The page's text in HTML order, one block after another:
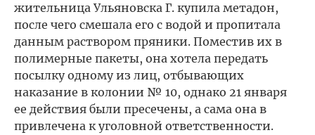
жительница Ульяновска Г. купила метадон,
после чего смешала его с водой и пропитала
данным раствором пряники. Поместив их в
полимерные пакеты, она хотела передать
посылку одному из лиц, отбывающих
наказание в колонии № 10, однако 21 января
ее действия были пресечены, а сама она в
привлечена к уголовной ответственности.